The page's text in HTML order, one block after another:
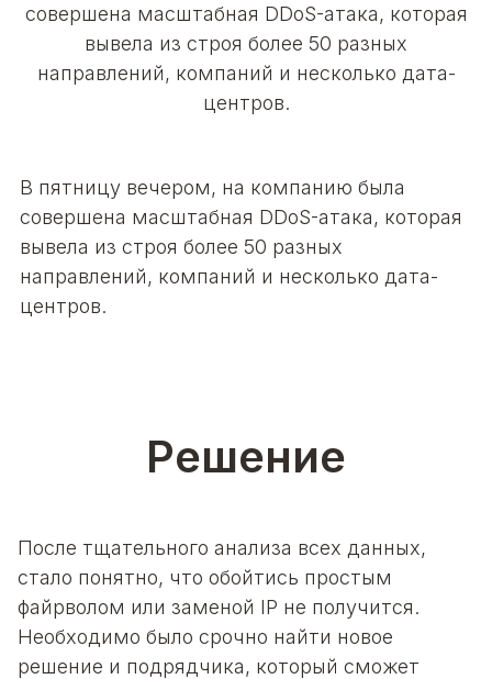
совершена масштабная DDoS-атака, которая
вывела из строя более 50 разных
направлений, компаний и несколько дата-
центров.
В пятницу вечером, на компанию была
совершена масштабная DDoS-атака, которая
вывела из строя более 50 разных
направлений, компаний и несколько дата-
центров.
Решение
После тщательного анализа всех данных,
стало понятно, что обойтись простым
файрволом или заменой IP не получится.
Необходимо было срочно найти новое
решение и подрядчика, который сможет